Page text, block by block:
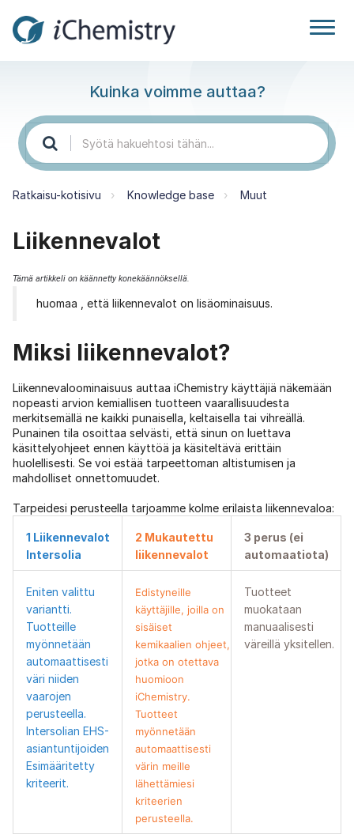
Kuinka voimme auttaa?
Ratkaisu-kotisivu Knowledge base Muut
Liikennevalot
Tämä artikkeli on käännetty konekäännöksellä.
huomaa , että liikennevalot on lisäominaisuus.
Miksi liikennevalot?
Liikennevaloominaisuus auttaa iChemistry käyttäjiä näkemään
nopeasti arvion kemiallisen tuotteen vaarallisuudesta
merkitsemällä ne kaikki punaisella, keltaisella tai vihreällä.
Punainen tila osoittaa selvästi, että sinun on luettava
käsittelyohjeet ennen käyttöä ja käsiteltävä erittäin
huolellisesti. Se voi estää tarpeettoman altistumisen ja
mahdolliset onnettomuudet.
Tarpeidesi perusteella tarjoamme kolme erilaista liikennevaloa:
1 Liikennevalot
Intersolia
2 Mukautettu
liikennevalot
3 perus (ei
automaatiota)
Eniten valittu
variantti.
Tuotteille
myönnetään
automaattisesti
väri niiden
vaarojen
perusteella.
Intersolian EHS-
asiantuntijoiden
Esimääritetty
kriteerit.
Edistyneille
käyttäjille, joilla on
sisäiset
kemikaalien ohjeet,
jotka on otettava
huomioon
iChemistry.
Tuotteet
myönnetään
automaattisesti
värin meille
lähettämiesi
kriteerien
perusteella.
Tuotteet
muokataan
manuaalisesti
väreillä yksitellen.